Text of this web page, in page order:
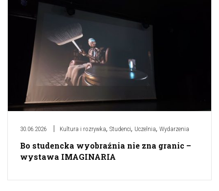
30.06.2026 Kultura i rozrywka, Studenci, Uczelnia, Wydarzenia
Bo studencka wyobraźnia nie zna granic –
wystawa IMAGINARIA